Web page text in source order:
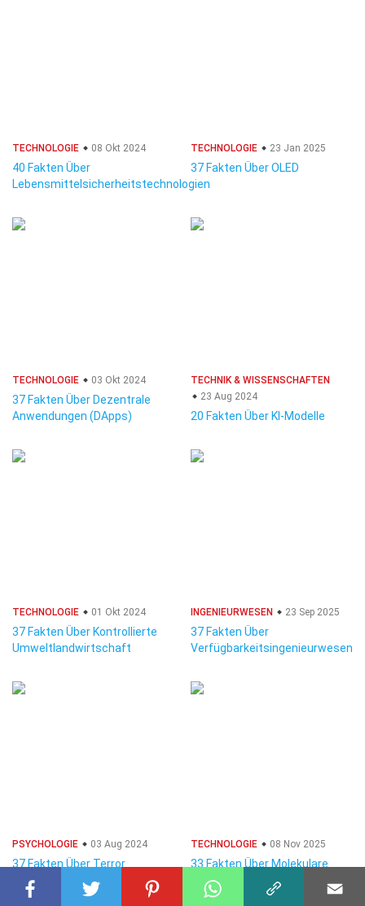
TECHNOLOGIE 08 Okt 2024
40 Fakten Über
Lebensmittelsicherheitstechnologien
TECHNOLOGIE 23 Jan 2025
37 Fakten Über OLED
TECHNOLOGIE 03 Okt 2024
37 Fakten Über Dezentrale
Anwendungen (DApps)
TECHNIK & WISSENSCHAFTEN
23 Aug 2024
20 Fakten Über KI-Modelle
TECHNOLOGIE 01 Okt 2024
37 Fakten Über Kontrollierte
Umweltlandwirtschaft
INGENIEURWESEN 23 Sep 2025
37 Fakten Über
Verfügbarkeitsingenieurwesen
PSYCHOLOGIE 03 Aug 2024
37 Fakten Über Terror
TECHNOLOGIE 08 Nov 2025
33 Fakten Über Molekulare
Nanotechnologie